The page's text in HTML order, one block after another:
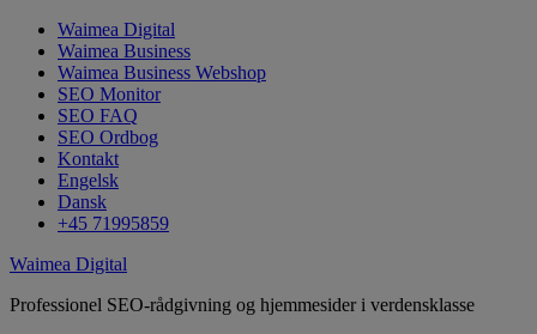
Waimea Digital
Waimea Business
Waimea Business Webshop
SEO Monitor
SEO FAQ
SEO Ordbog
Kontakt
Engelsk
Dansk
+45 71995859
Waimea Digital
Professionel SEO-rådgivning og hjemmesider i verdensklasse